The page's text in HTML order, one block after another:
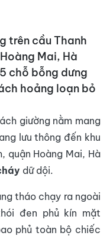
trên cầu Thanh
Mai, Hà
chỗ bỗng dưng
hoảng loạn bỏ
giường nằm mang
lưu thông đến khu
quận Hoàng Mai, Hà
dữ dội.
tháo chạy ra ngoài
đen phủ kín mặt
phủ toàn bộ chiếc